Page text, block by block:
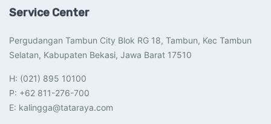
Service Center
Pergudangan Tambun City Blok RG 18, Tambun, Kec Tambun
Selatan, Kabupaten Bekasi, Jawa Barat 17510​
H: (021) 895 10100
P: +62 811-276-700
E: kalingga@tataraya.com